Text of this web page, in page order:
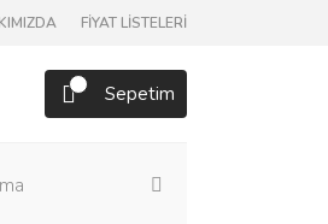
FİYAT LİSTELERİ
Sepetim